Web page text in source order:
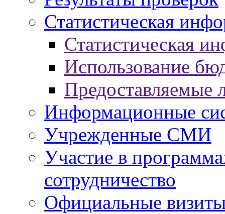
Статистическая
Статистическая
Использование
Предоставляемые
Информационные
Учрежденные СМИ
Участие в
сотрудничество
Официальные